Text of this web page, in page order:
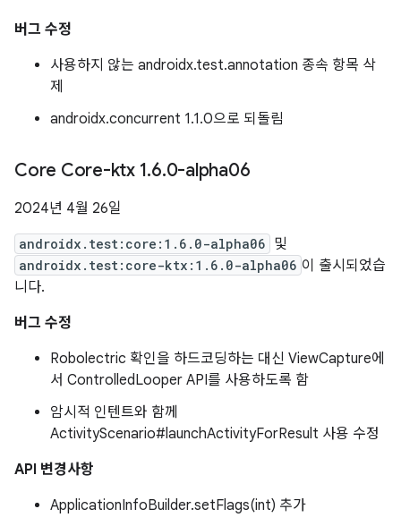
버그 수정
사용하지 않는 androidx.test.annotation 종속 항목 삭
제
androidx.concurrent 1.1.0으로 되돌림
Core Core-ktx 1.6.0-alpha06
2024년 4월 26일
androidx.test:core:1.6.0-alpha06 및
androidx.test:core-ktx:1.6.0-alpha06 이 출시되었습
니다.
버그 수정
Robolectric 확인을 하드코딩하는 대신 ViewCapture에
서 ControlledLooper API를 사용하도록 함
암시적 인텐트와 함께
ActivityScenario#launchActivityForResult 사용 수정
API 변경사항
ApplicationInfoBuilder.setFlags(int) 추가